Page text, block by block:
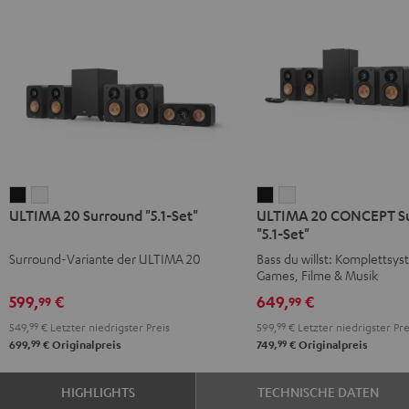
20
"5.1-
Schwarz
20
"5.1-
Weiß
ULTIMA 20 Surround "5.1-Set"
Surround-Variante der ULTIMA 20
599,99 €
549, 99 € Letzter niedrigster Preis
699,99 € Originalpreis
20
CONCEPT
Surround
"5.1-
Set"
Schwarz
20
CONCEPT
Surround
"5.1-
Set"
Weiß
ULTIMA 20 CONCEPT
"5.1-Set"
Bass du willst:
Games, Filme & Musik
649,99€
599, 99€Letzter niedrigster
749,99€Originalpreis
HIGHLIGHTS TECHNISCHE DATEN